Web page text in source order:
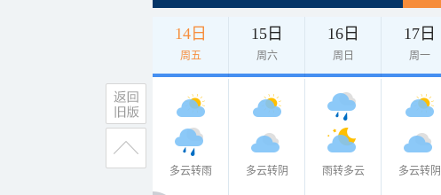
14日
周五
15日
周六
16日
周日
17日
周一
多云转雨 多云转阴 雨转多云 多云转阴